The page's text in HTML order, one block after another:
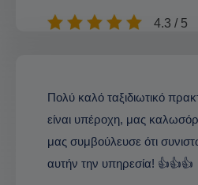
4.3 / 5
Πολύ καλό ταξιδιωτικό
είναι υπέροχη, μας
μας συμβούλευσε ότι
αυτήν την υπηρεσία! 👍👍👍